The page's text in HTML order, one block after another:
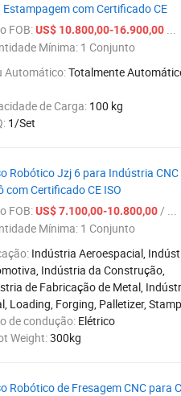
Estampagem com Certificado CE
FOB:US$ 10.800,00-16.900,00 ...
Mínima: 1 Conjunto
Automático:Totalmente
de Carga: 100 kg
1/Set
Robótico Jzj 6 para Indústria
com Certificado CE ISO
FOB:US$ 7.100,00-10.800,00/ ...
Mínima: 1 Conjunto
Indústria Aeroespacial,
Indústria da Construção,
de Fabricação de Metal,
Loading, Forging, Palletizer,
de condução: Elétrico
Weight:300kg
Robótico de Fresagem CNC para